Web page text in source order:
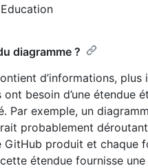
diagramme ?
d’informations,
ont besoin d’une
Par exemple, un
probablement
GitHub produit et chaque
étendue fournisse